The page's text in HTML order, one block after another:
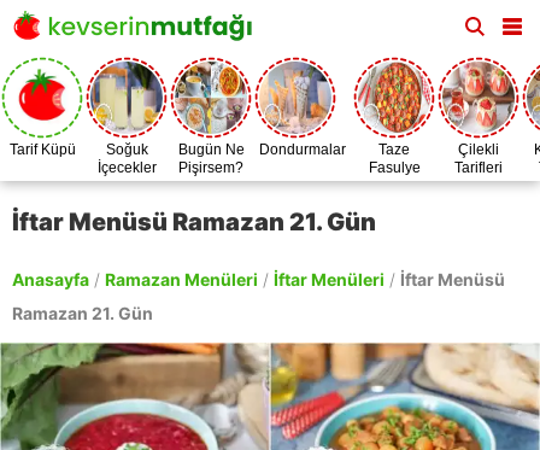
Tarif Küpü
Soğuk
İçecekler
Bugün Ne
Pişirsem?
Dondurmalar
Taze
Fasulye
Zamanı
Çilekli
Tarifleri
İftar Menüsü Ramazan 21. Gün
Anasayfa / Ramazan Menüleri / İftar Menüleri / İftar Menüsü
Ramazan 21. Gün